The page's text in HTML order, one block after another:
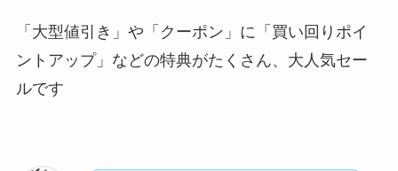
「大型値引き」や「クーポン」に「買い回りポイ
ントアップ」などの特典がたくさん、大人気セー
ルです